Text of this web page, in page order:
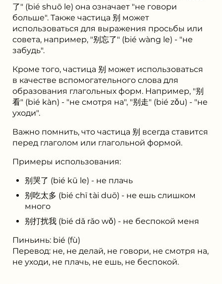
了" (bié shuō le) она означает "не говори
больше". Также частица 别 может
использоваться для выражения просьбы или
совета, например, "别忘了" (bié wàng le) - "не
забудь".
Кроме того, частица 别 может использоваться
в качестве вспомогательного слова для
образования глагольных форм. Например, "别
看" (bié kàn) - "не смотря на", "别走" (bié zǒu) - "не
уходи".
Важно помнить, что частица 别 всегда ставится
перед глаголом или глагольной формой.
Примеры использования:
别哭了 (bié kū le) - не плачь
别吃太多 (bié chī tài duō) - не ешь слишком
много
别打扰我 (bié dǎ rǎo wǒ) - не беспокой меня
Пиньинь: bié (fù)
Перевод: не, не делай, не говори, не смотря на,
не уходи, не плачь, не ешь, не беспокой.